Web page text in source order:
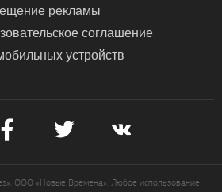
рекламы
соглашение
устройств
ООО «Новые Времена». Любое использование